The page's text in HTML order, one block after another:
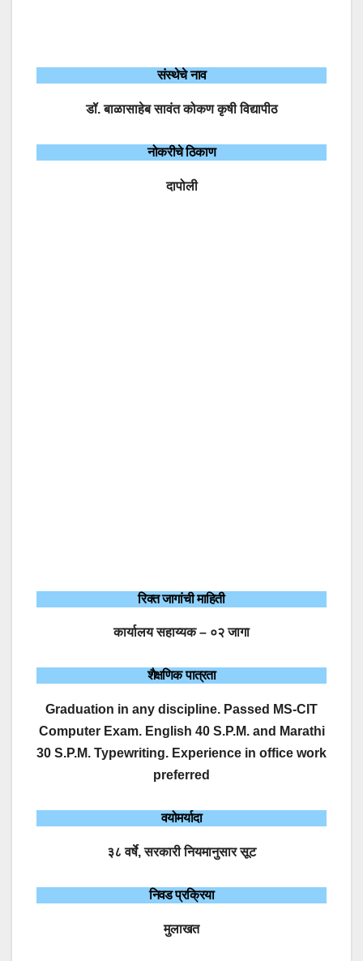
संस्थेचे नाव
डॉ. बाळासाहेब सावंत कोकण कृषी विद्यापीठ
नोकरीचे ठिकाण
दापोली
रिक्त जागांची माहिती
कार्यालय सहाय्यक – ०२ जागा
शैक्षणिक पात्रता
Graduation in any discipline. Passed MS-CIT
Computer Exam. English 40 S.P.M. and Marathi
30 S.P.M. Typewriting. Experience in office work
preferred
वयोमर्यादा
३८ वर्षे, सरकारी नियमानुसार सूट
निवड प्रक्रिया
मुलाखत